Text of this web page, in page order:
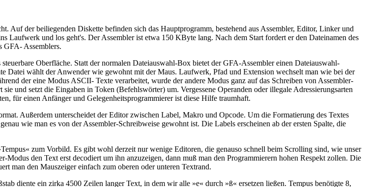
der beiliegenden Diskette befinden sich das Hauptprogramm, bestehend aus Assembler, Editor, Linker und
und los geht's. Der Assembler ist etwa 150 KByte lang. Nach dem Start fordert er den Dateinamen des
GFA- Assemblers.
Oberfläche. Statt der normalen Dateiauswahl-Box bietet der GFA-Assembler einen Dateiauswahl-
Datei wählt der Anwender wie gewohnt mit der Maus. Laufwerk, Pfad und Extension wechselt man wie bei der
der eine Modus ASCII- Texte verarbeitet, wurde der andere Modus ganz auf das Schreiben von Assembler-
und setzt die Eingaben in Token (Befehlswörter) um. Vergessene Operanden oder illegale Adressierungsarten
für einen Anfänger und Gelegenheitsprogrammierer ist diese Hilfe traumhaft.
Außerdem unterscheidet der Editor zwischen Label, Makro und Opcode. Um die Formatierung des Textes
wie man es von der Assembler-Schreibweise gewohnt ist. Die Labels erscheinen ab der ersten Spalte, die
zum Vorbild. Es gibt wohl derzeit nur wenige Editoren, die genauso schnell beim Scrolling sind, wie unser
den Text erst decodiert um ihn anzuzeigen, dann muß man den Programmierern hohen Respekt zollen. Die
man den Mauszeiger einfach zum oberen oder unteren Textrand.
diente ein zirka 4500 Zeilen langer Text, in dem wir alle »e« durch »ß« ersetzen ließen. Tempus benötigte 8,